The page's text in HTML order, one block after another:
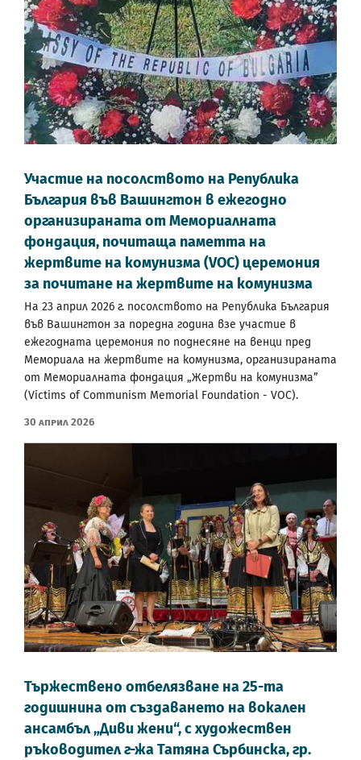
Участие на посолството на Република
България във Вашингтон в ежегодно
организираната от Мемориалната
фондация, почитаща паметта на
жертвите на комунизма (VOC) церемония
за почитане на жертвите на комунизма
На 23 април 2026 г. посолството на Република България
във Вашингтон за поредна година взе участие в
ежегодната церемония по поднесяне на венци пред
Мемориала на жертвите на комунизма, организираната
от Мемориалната фондация „Жертви на комунизма”
(Victims of Communism Memorial Foundation - VOC).
30 Април 2026
Тържествено отбелязване на 25-та
годишнина от създаването на вокален
ансамбъл „Диви жени“, с художествен
ръководител г-жа Татяна Сърбинска, гр.